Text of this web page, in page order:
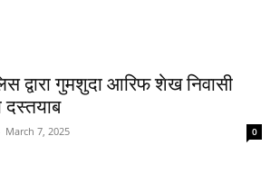
द्वारा गुमशुदा आरिफ शेख निवासी
दस्तयाब
March 7, 2025 0